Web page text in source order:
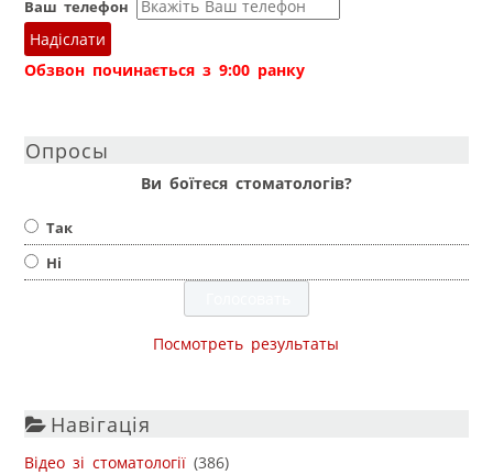
Ваш телефон
Надіслати
Обзвон починається з 9:00 ранку
Опросы
Ви боїтеся стоматологів?
Так
Ні
Посмотреть результаты
Навігація
Відео зі стоматології (386)